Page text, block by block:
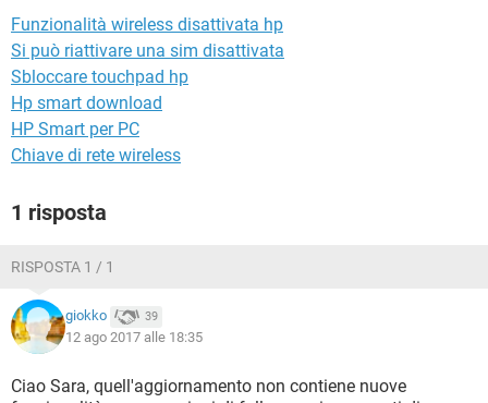
passaggi e l'ho installato.
Ora mi chiede di effettuare un aggiornamento importante,il
seguente:"Aggiornamento delle funzionalità a Windows 10,
versione 1703".In cosa consiste l'installazione di questo
aggiornamento?Mi ha gia' avvertito che e' molto pesante e
che ci vorra' tempo rispetto ai soliti aggiornamenti.
La mia paura e' che possa identificare il programma ed
avere problemi.In Windows 10 gli aggiornamenti non
succedera' quando effettuera' l'aggiormento?Posso stare
informazioni relative a questo problema da nessuna
parte.Potete cortesemente aiutarmi?
Funzionalità wireless disattivata hp
Si può riattivare una sim disattivata
Sbloccare touchpad hp
Hp smart download
HP Smart per PC
Chiave di rete wireless
1 risposta
RISPOSTA 1 / 1
giokko 39
12 ago 2017 alle 18:35
Ciao Sara, quell'aggiornamento non contiene nuove